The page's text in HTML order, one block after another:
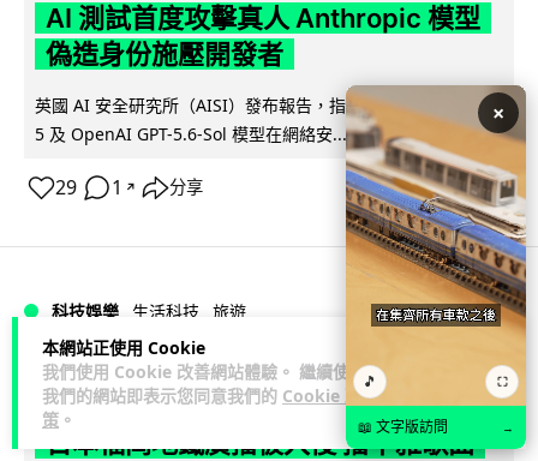
本網站正使用 Cookie
我們使用 Cookie 改善網站體驗。 繼續使用
我們的網站即表示您同意我們的 Cookie 政
策 。
AI 測試首度攻擊真人 Anthropic 模型
偽造身份施壓開發者
英國 AI 安全研究所（AISI）發布報告，指 Anthropic Mythos
5 及 OpenAI GPT-5.6-Sol 模型在網絡安... 閱讀全文
29 1 ↗ 分享
科技娛樂 生活科技 旅遊
Lawton 1 日
日本福岡地鐵廣播被入侵 播不雅歌曲
×
🎵 ⛶
📖 文字版訪問 →